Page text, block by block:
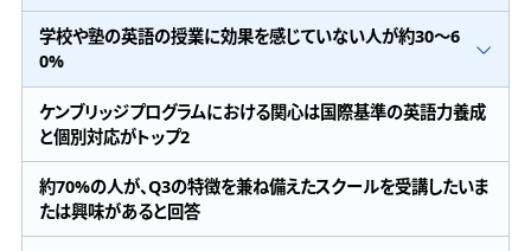
学校や塾の英語の授業に効果を感じていない人が約30～6
0%
ケンブリッジプログラムにおける関心は国際基準の英語力養成
と個別対応がトップ2
約70%の人が、Q3の特徴を兼ね備えたスクールを受講したいま
たは興味があると回答